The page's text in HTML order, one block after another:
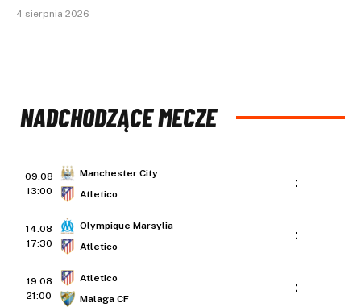
4 sierpnia 2026
NADCHODZĄCE MECZE
09.08
13:00
Manchester City
Atletico
:
14.08
17:30
Olympique Marsylia
Atletico
:
19.08
21:00
Atletico
Malaga CF
: